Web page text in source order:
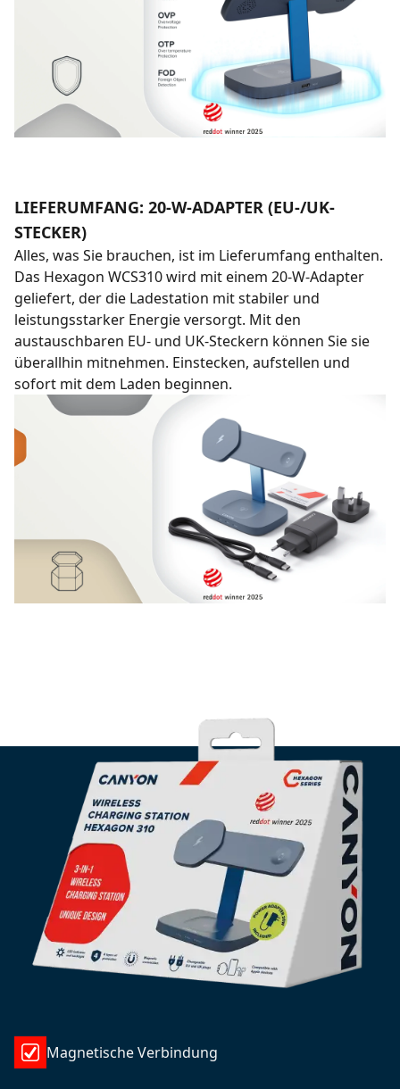
LIEFERUMFANG: 20-W-ADAPTER (EU-/UK-
STECKER)
Alles, was Sie brauchen, ist im Lieferumfang enthalten.
Das Hexagon WCS310 wird mit einem 20-W-Adapter
geliefert, der die Ladestation mit stabiler und
leistungsstarker Energie versorgt. Mit den
austauschbaren EU- und UK-Steckern können Sie sie
überallhin mitnehmen. Einstecken, aufstellen und
sofort mit dem Laden beginnen.
Magnetische Verbindung